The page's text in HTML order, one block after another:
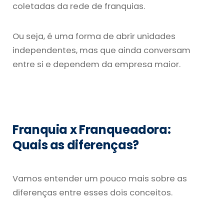
coletadas da rede de franquias.
Ou seja, é uma forma de abrir unidades
independentes, mas que ainda conversam
entre si e dependem da empresa maior.
Franquia x Franqueadora:
Quais as diferenças?
Vamos entender um pouco mais sobre as
diferenças entre esses dois conceitos.